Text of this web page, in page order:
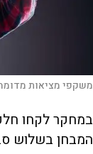
משקפי מציאות
המבחן בשלוש